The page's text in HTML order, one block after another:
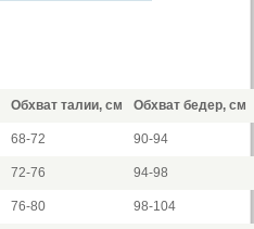
Обхват талии, см Обхват бедер, см
68-72 90-94
72-76 94-98
76-80 98-104